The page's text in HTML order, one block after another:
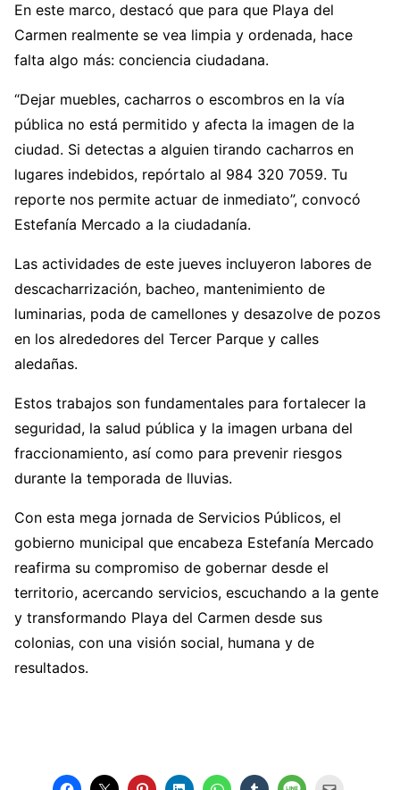
En este marco, destacó que para que Playa del
Carmen realmente se vea limpia y ordenada, hace
falta algo más: conciencia ciudadana.
“Dejar muebles, cacharros o escombros en la vía
pública no está permitido y afecta la imagen de la
ciudad. Si detectas a alguien tirando cacharros en
lugares indebidos, repórtalo al 984 320 7059. Tu
reporte nos permite actuar de inmediato”, convocó
Estefanía Mercado a la ciudadanía.
Las actividades de este jueves incluyeron labores de
descacharrización, bacheo, mantenimiento de
luminarias, poda de camellones y desazolve de pozos
en los alrededores del Tercer Parque y calles
aledañas.
Estos trabajos son fundamentales para fortalecer la
seguridad, la salud pública y la imagen urbana del
fraccionamiento, así como para prevenir riesgos
durante la temporada de lluvias.
Con esta mega jornada de Servicios Públicos, el
gobierno municipal que encabeza Estefanía Mercado
reafirma su compromiso de gobernar desde el
territorio, acercando servicios, escuchando a la gente
y transformando Playa del Carmen desde sus
colonias, con una visión social, humana y de
resultados.